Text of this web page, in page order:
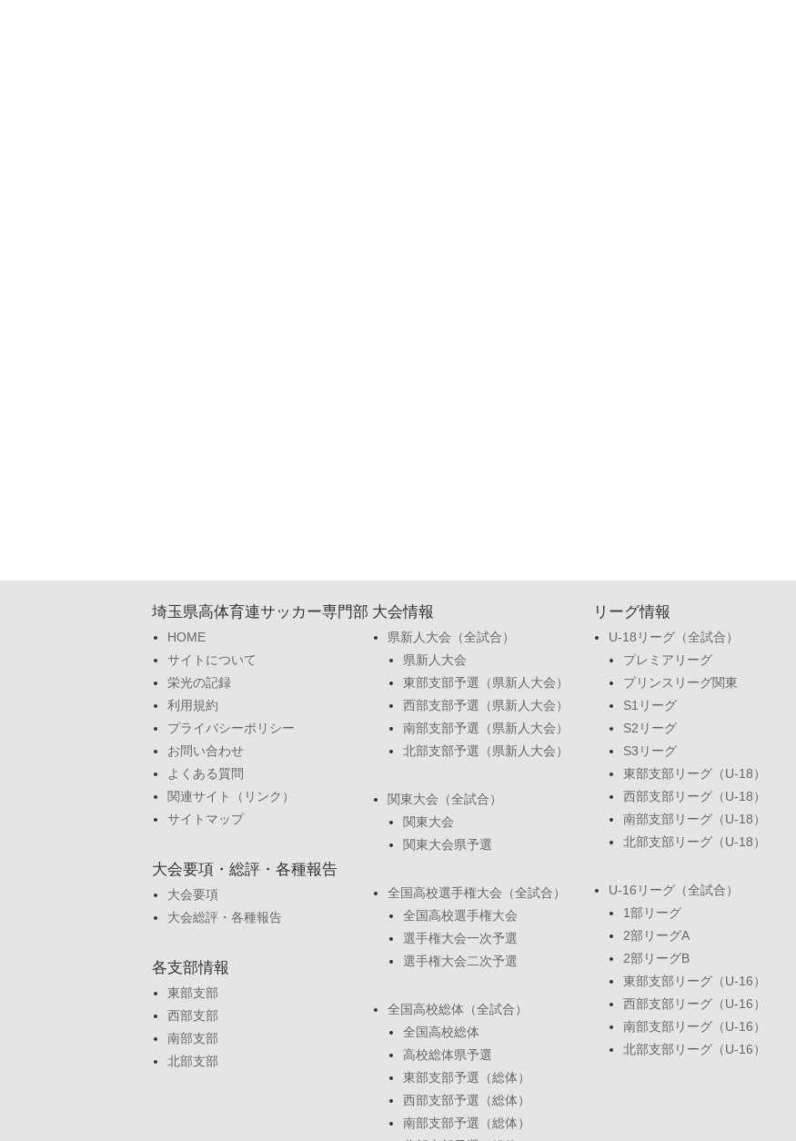
埼玉県高体育連サッカー専門部
HOME
サイトについて
栄光の記録
利用規約
プライバシーポリシー
お問い合わせ
よくある質問
関連サイト（リンク）
サイトマップ
大会要項・総評・各種報告
大会要項
大会総評・各種報告
各支部情報
東部支部
西部支部
南部支部
北部支部
大会情報
県新人大会（全試合）
県新人大会
東部支部予選（県新人大会）
西部支部予選（県新人大会）
南部支部予選（県新人大会）
北部支部予選（県新人大会）
関東大会（全試合）
関東大会
関東大会県予選
全国高校選手権大会（全試合）
全国高校選手権大会
選手権大会一次予選
選手権大会二次予選
全国高校総体（全試合）
全国高校総体
高校総体県予選
東部支部予選（総体）
西部支部予選（総体）
南部支部予選（総体）
リーグ情報
U-18リーグ（全試合）
プレミアリーグ
プリンスリーグ関東
S1リーグ
S2リーグ
S3リーグ
東部支部リーグ（U-18）
西部支部リーグ（U-18）
南部支部リーグ（U-18）
北部支部リーグ（U-18）
U-16リーグ（全試合）
1部リーグ
2部リーグA
2部リーグB
東部支部リーグ（U-16）
西部支部リーグ（U-16）
南部支部リーグ（U-16）
北部支部リーグ（U-16）